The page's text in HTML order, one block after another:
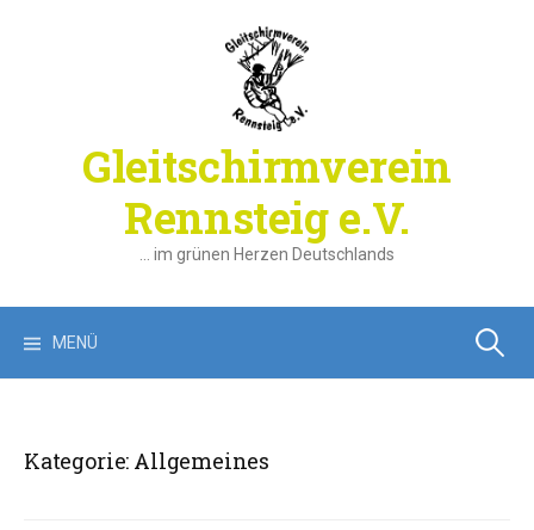
Gleitschirmverein
Rennsteig e.V.
… im grünen Herzen Deutschlands
MENÜ Suchen
Kategorie: Allgemeines